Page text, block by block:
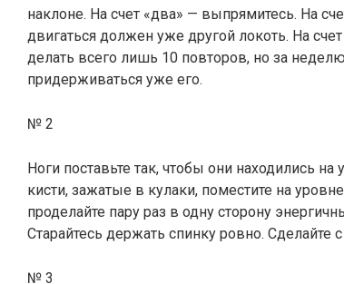
наклоне. На счет «два» — выпрямитесь. На
двигаться должен уже другой локоть. На
делать всего лишь 10 повторов, но за
придерживаться уже его.
№ 2
Ноги поставьте так, чтобы они находились
кисти, зажатые в кулаки, поместите на
проделайте пару раз в одну сторону
Старайтесь держать спинку ровно. Сделайте
№ 3